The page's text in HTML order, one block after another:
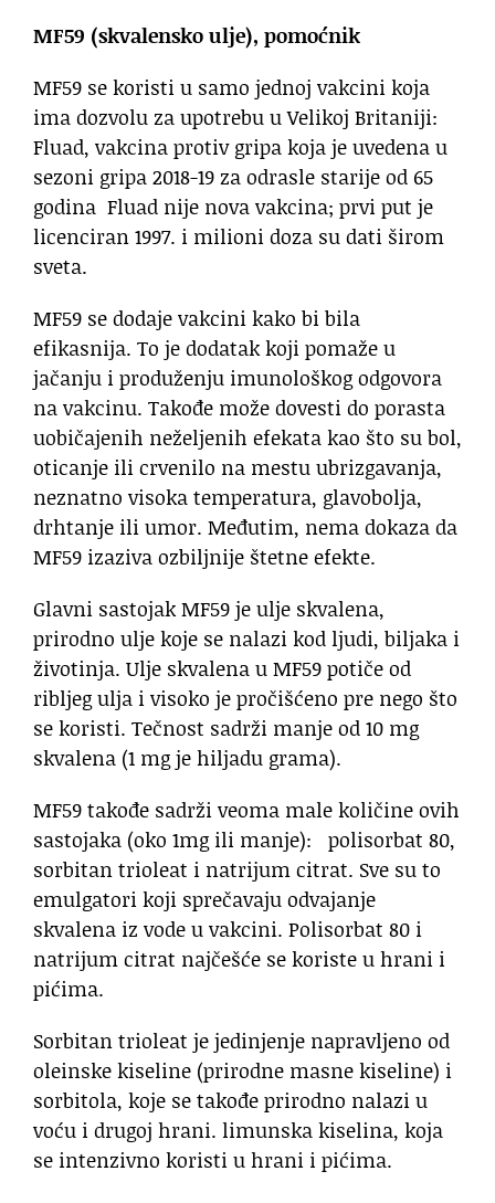
MF59 (skvalensko ulje), pomoćnik
MF59 se koristi u samo jednoj vakcini koja
ima dozvolu za upotrebu u Velikoj Britaniji:
Fluad, vakcina protiv gripa koja je uvedena u
sezoni gripa 2018-19 za odrasle starije od 65
godina Fluad nije nova vakcina; prvi put je
licenciran 1997. i milioni doza su dati širom
sveta.
MF59 se dodaje vakcini kako bi bila
efikasnija. To je dodatak koji pomaže u
jačanju i produženju imunološkog odgovora
na vakcinu. Takođe može dovesti do porasta
uobičajenih neželjenih efekata kao što su bol,
oticanje ili crvenilo na mestu ubrizgavanja,
neznatno visoka temperatura, glavobolja,
drhtanje ili umor. Međutim, nema dokaza da
MF59 izaziva ozbiljnije štetne efekte.
Glavni sastojak MF59 je ulje skvalena,
prirodno ulje koje se nalazi kod ljudi, biljaka i
životinja. Ulje skvalena u MF59 potiče od
ribljeg ulja i visoko je pročišćeno pre nego što
se koristi. Tečnost sadrži manje od 10 mg
skvalena (1 mg je hiljadu grama).
MF59 takođe sadrži veoma male količine ovih
sastojaka (oko 1mg ili manje): polisorbat 80,
sorbitan trioleat i natrijum citrat. Sve su to
emulgatori koji sprečavaju odvajanje
skvalena iz vode u vakcini. Polisorbat 80 i
natrijum citrat najčešće se koriste u hrani i
pićima.
Sorbitan trioleat je jedinjenje napravljeno od
oleinske kiseline (prirodne masne kiseline) i
sorbitola, koje se takođe prirodno nalazi u
voću i drugoj hrani. limunska kiselina, koja
se intenzivno koristi u hrani i pićima.